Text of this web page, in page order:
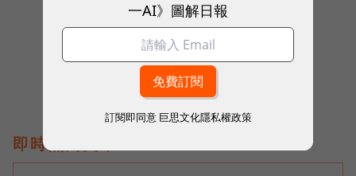
往下滑看下一篇文章
即時熱門文章
一AI》圖解日報
訂閱即同意 巨思文化隱私權政策